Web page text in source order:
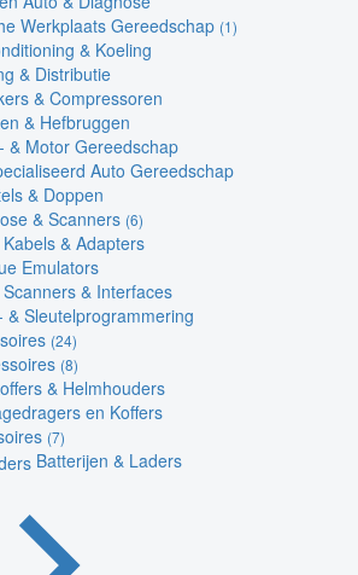
Werkplaats Gereedschap (1)
& Koeling
& Distributie
& Compressoren
& Hefbruggen
& Motor Gereedschap
Auto Gereedschap
& Doppen
& Scanners (6)
& Adapters
Emulators
& Interfaces
& Sleutelprogrammering
(24)
(8)
& Helmhouders
en Koffers
(7)
Batterijen & Laders